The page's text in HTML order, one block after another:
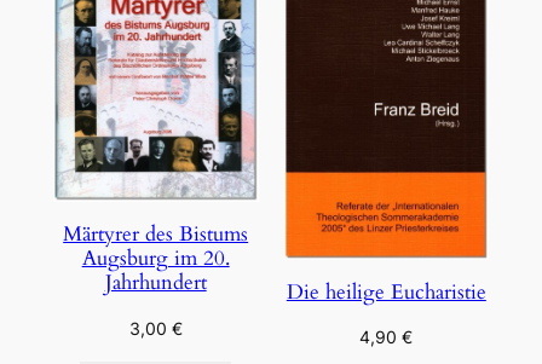
Märtyrer des Bistums
Augsburg im 20.
Jahrhundert
3,00 €
Die heilige Eucharistie
4,90€